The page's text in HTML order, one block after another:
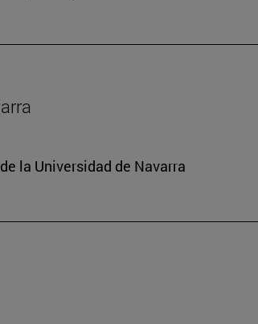
la Universidad de Navarra